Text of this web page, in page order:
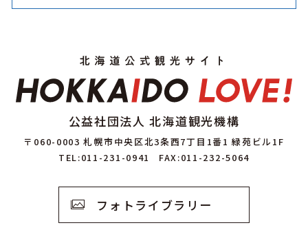
公益社団法人 北海道観光機構
〒060-0003 札幌市中央区北3条西7丁目1番1 緑苑ビル1F
TEL:011-231-0941
FAX:011-232-5064
フォトライブラリー